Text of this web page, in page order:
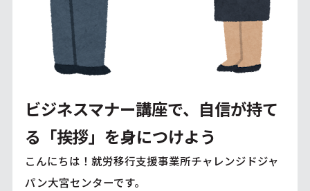
ビジネスマナー講座で、自信が持て
る「挨拶」を身につけよう
こんにちは！就労移行支援事業所チャレンジドジャ
パン大宮センターです。